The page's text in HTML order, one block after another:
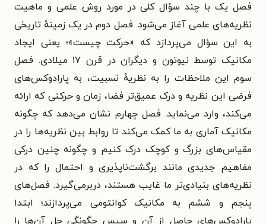
فصل یک با چند سؤال کلی در مورد روش علمی و ماهیت
نظریه‌های علمی آغاز می‌شود. فصل دوم در یک زمینهٔ تاریخی
به این سؤال می‌پردازد که «حرکت چیست»؛ یعنی ایجاد
مکانیک توسط نیوتون و دیگران در قرن ۱۷ میلادی. فصل
سوم این ملاحظات را به نظریهٔ نسبیت، به پارادوکس‌های
فرضی این نظریه و درک عمیق‌تر فضا، زمان و حرکتی که ارائه
می‌کند، وارد می‌نماید. فصل چهارم نشان می‌دهد که چگونه
مکانیک آماری به ما کمک می‌کند تا روابط بین نظریه‌ها را در
مقیاس‌های بزرگ و کوچک درک کنیم و چگونه چنین درکی
مفاهیم جدیدی مانند برگشت‌ناپذیری و احتمال را که در
نظریه‌های بنیادی‌تر ما غایب هستند، دربرمی‌گیرد. فصل‌های
پنجم و ششم به مکانیک کوانتومی می‌پردازند؛ ابتدا
پارادوکس‌های حاصل از آن و سپس چگونگی حل آن‌ها را